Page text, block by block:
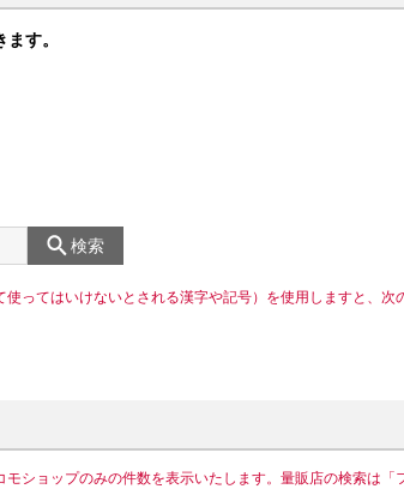
す。
検索
ってはいけないとされる漢字や記号）を使用しますと、次
ショップのみの件数を表示いたします。量販店の検索は「